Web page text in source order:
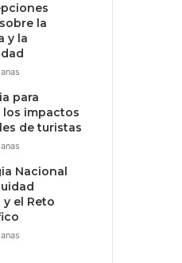
la
y la
para
impactos
de turistas
Nacional
el Reto